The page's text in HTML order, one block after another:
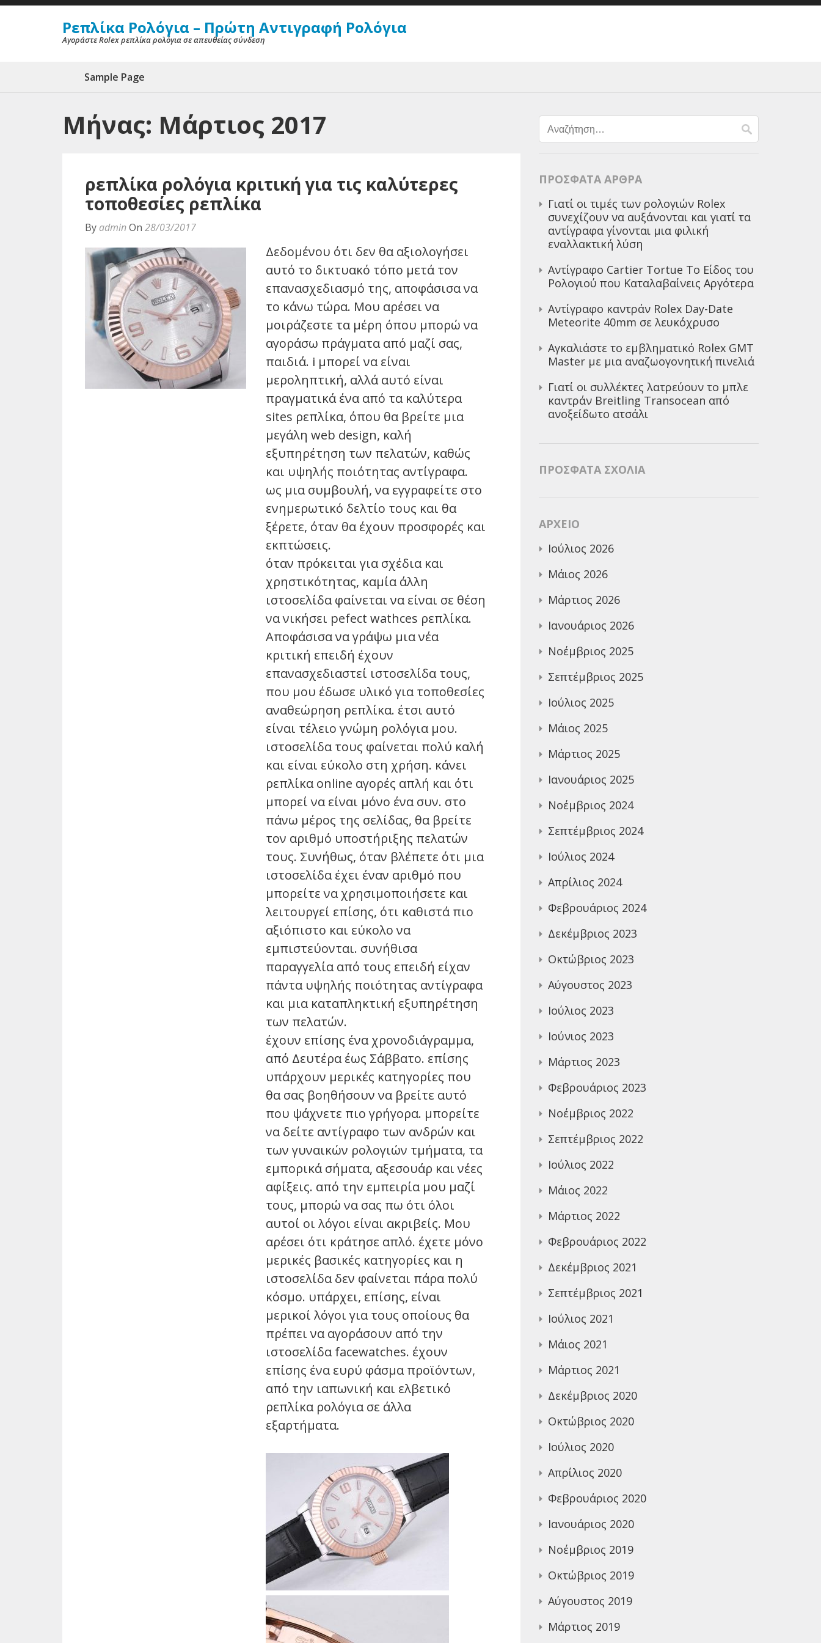
Ρεπλίκα Ρολόγια – Πρώτη Αντιγραφή Ρολόγια
Αγοράστε Rolex ρεπλίκα ρολόγια σε απευθείας σύνδεση
Sample Page
Μήνας: Μάρτιος 2017
ρεπλίκα ρολόγια κριτική για τις καλύτερες
τοποθεσίες ρεπλίκα
By adminOn 28/03/2017
Δεδομένου ότι δεν θα αξιολογήσει
αυτό το δικτυακό τόπο μετά τον
επανασχεδιασμό της, αποφάσισα να
το κάνω τώρα. Μου αρέσει να
μοιράζεστε τα μέρη όπου μπορώ να
αγοράσω πράγματα από μαζί σας,
παιδιά. i μπορεί να είναι
μεροληπτική, αλλά αυτό είναι
πραγματικά ένα από τα καλύτερα
sites ρεπλίκα, όπου θα βρείτε μια
μεγάλη web design, καλή
εξυπηρέτηση των πελατών, καθώς
και υψηλής ποιότητας αντίγραφα.
ως μια συμβουλή, να εγγραφείτε στο
ενημερωτικό δελτίο τους και θα
ξέρετε, όταν θα έχουν προσφορές και
εκπτώσεις.
όταν πρόκειται για σχέδια και
χρηστικότητας, καμία άλλη
ιστοσελίδα φαίνεται να είναι σε θέση
να νικήσει pefect wathces ρεπλίκα.
Αποφάσισα να γράψω μια νέα
κριτική επειδή έχουν
επανασχεδιαστεί ιστοσελίδα τους,
που μου έδωσε υλικό για τοποθεσίες
αναθεώρηση ρεπλίκα. έτσι αυτό
είναι τέλειο γνώμη ρολόγια μου.
ιστοσελίδα τους φαίνεται πολύ καλή
και είναι εύκολο στη χρήση. κάνει
ρεπλίκα online αγορές απλή και ότι
μπορεί να είναι μόνο ένα συν. στο
πάνω μέρος της σελίδας, θα βρείτε
τον αριθμό υποστήριξης πελατών
τους. Συνήθως, όταν βλέπετε ότι μια
ιστοσελίδα έχει έναν αριθμό που
μπορείτε να χρησιμοποιήσετε και
λειτουργεί επίσης, ότι καθιστά πιο
αξιόπιστο και εύκολο να
εμπιστεύονται. συνήθισα
παραγγελία από τους επειδή είχαν
πάντα υψηλής ποιότητας αντίγραφα
και μια καταπληκτική εξυπηρέτηση
των πελατών.
έχουν επίσης ένα χρονοδιάγραμμα,
από Δευτέρα έως Σάββατο. επίσης
υπάρχουν μερικές κατηγορίες που
θα σας βοηθήσουν να βρείτε αυτό
που ψάχνετε πιο γρήγορα. μπορείτε
να δείτε αντίγραφο των ανδρών και
των γυναικών ρολογιών τμήματα, τα
εμπορικά σήματα, αξεσουάρ και νέες
αφίξεις. από την εμπειρία μου μαζί
τους, μπορώ να σας πω ότι όλοι
αυτοί οι λόγοι είναι ακριβείς. Μου
αρέσει ότι κράτησε απλό. έχετε μόνο
μερικές βασικές κατηγορίες και η
ιστοσελίδα δεν φαίνεται πάρα πολύ
κόσμο. υπάρχει, επίσης, είναι
μερικοί λόγοι για τους οποίους θα
πρέπει να αγοράσουν από την
ιστοσελίδα facewatches. έχουν
επίσης ένα ευρύ φάσμα προϊόντων,
από την ιαπωνική και ελβετικό
ρεπλίκα ρολόγια σε άλλα
εξαρτήματα.
Αναζήτηση
για:
ΠΡΌΣΦΑΤΑ ΆΡΘΡΑ
Γιατί οι τιμές των ρολογιών Rolex
συνεχίζουν να αυξάνονται και γιατί τα
αντίγραφα γίνονται μια φιλική
εναλλακτική λύση
Αντίγραφο Cartier Tortue Το Είδος του
Ρολογιού που Καταλαβαίνεις Αργότερα
Αντίγραφο καντράν Rolex Day-Date
Meteorite 40mm σε λευκόχρυσο
Αγκαλιάστε το εμβληματικό Rolex GMT
Master με μια αναζωογονητική πινελιά
Γιατί οι συλλέκτες λατρεύουν το μπλε
καντράν Breitling Transocean από
ανοξείδωτο ατσάλι
ΠΡΌΣΦΑΤΑ ΣΧΌΛΙΑ
ΑΡΧΕΊΟ
Ιούλιος 2026
Μάιος 2026
Μάρτιος 2026
Ιανουάριος 2026
Νοέμβριος 2025
Σεπτέμβριος 2025
Ιούλιος 2025
Μάιος 2025
Μάρτιος 2025
Ιανουάριος 2025
Νοέμβριος 2024
Σεπτέμβριος 2024
Ιούλιος 2024
Απρίλιος 2024
Φεβρουάριος 2024
Δεκέμβριος 2023
Οκτώβριος 2023
Αύγουστος 2023
Ιούλιος 2023
Ιούνιος 2023
Μάρτιος 2023
Φεβρουάριος 2023
Νοέμβριος 2022
Σεπτέμβριος 2022
Ιούλιος 2022
Μάιος 2022
Μάρτιος 2022
Φεβρουάριος 2022
Δεκέμβριος 2021
Σεπτέμβριος 2021
Ιούλιος 2021
Μάιος 2021
Μάρτιος 2021
Δεκέμβριος 2020
Οκτώβριος 2020
Ιούλιος 2020
Απρίλιος 2020
Φεβρουάριος 2020
Ιανουάριος 2020
Νοέμβριος 2019
Οκτώβριος 2019
Αύγουστος 2019
Μάρτιος 2019